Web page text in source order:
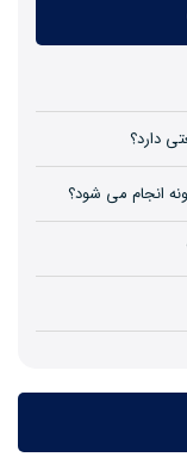
دارد؟
انجام می شود؟